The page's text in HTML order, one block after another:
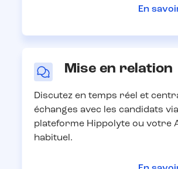
En
Mise en relation
Discutez en temps réel et
échanges avec les candidats
plateforme Hippolyte ou votre
habituel.